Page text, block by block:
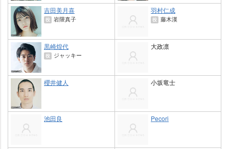
吉田美月喜
役 隈真子
羽村仁成
役 藤木漢
黒崎煌代
役 ジャッキー
大政凛
櫻井健人 小坂竜士
池田良 Pecori